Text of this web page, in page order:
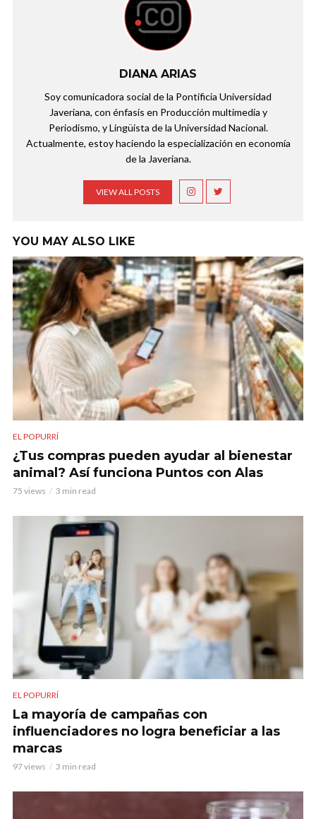
DIANA ARIAS
Soy comunicadora social de la Pontificia Universidad
Javeriana, con énfasis en Producción multimedia y
Periodismo, y Lingüista de la Universidad Nacional.
Actualmente, estoy haciendo la especialización en economía
de la Javeriana.
VIEW ALL POSTS
YOU MAY ALSO LIKE
EL POPURRÍ
¿Tus compras pueden ayudar al bienestar
animal? Así funciona Puntos con Alas
75 views 3 min read
EL POPURRÍ
La mayoría de campañas con
influenciadores no logra beneficiar a las
marcas
97 views 3 min read